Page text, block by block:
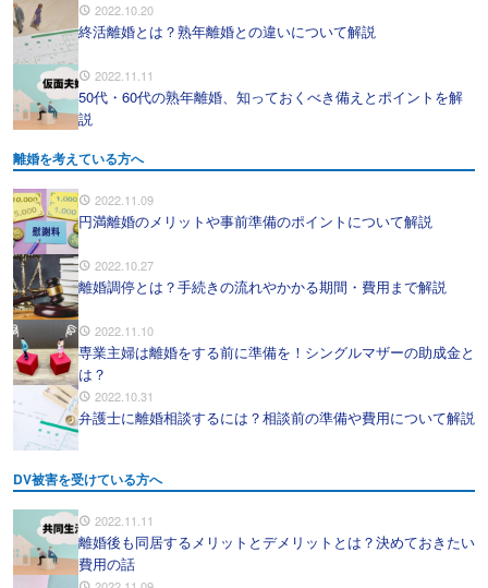
2022.10.20
終活離婚とは？熟年離婚との違いについて解説
2022.11.11
50代・60代の熟年離婚、知っておくべき備えとポイントを解
説
離婚を考えている方へ
2022.11.09
円満離婚のメリットや事前準備のポイントについて解説
2022.10.27
離婚調停とは？手続きの流れやかかる期間・費用まで解説
2022.11.10
専業主婦は離婚をする前に準備を！シングルマザーの助成金と
は？
2022.10.31
弁護士に離婚相談するには？相談前の準備や費用について解説
DV被害を受けている方へ
2022.11.11
離婚後も同居するメリットとデメリットとは？決めておきたい
費用の話